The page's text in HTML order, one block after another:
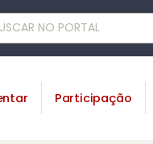
Participação